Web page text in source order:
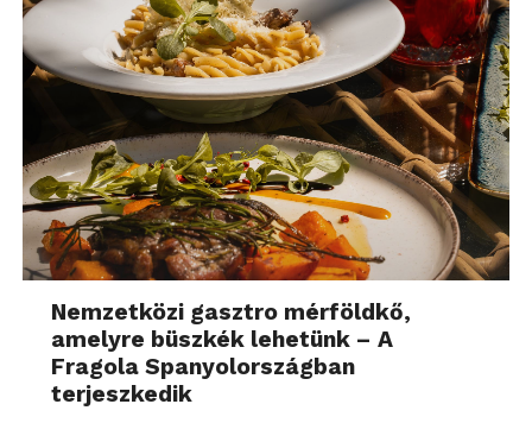
Nemzetközi gasztro mérföldkő,
amelyre büszkék lehetünk – A
Fragola Spanyolországban
terjeszkedik